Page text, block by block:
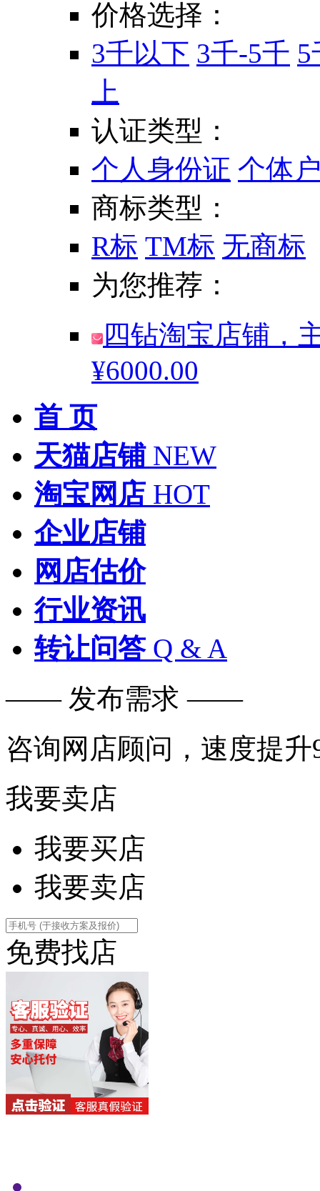
价格选择：
3千以下 3千-5千 5
上
认证类型：
个人身份证 个体
商标类型：
R标 TM标 无商标
为您推荐：
四钻淘宝店铺，
¥6000.00
首 页
天猫店铺 NEW
淘宝网店 HOT
企业店铺
网店估价
行业资讯
转让问答 Q & A
—— 发布需求 ——
咨询网店顾问，速度提升
我要卖店
我要买店
我要卖店
免费找店